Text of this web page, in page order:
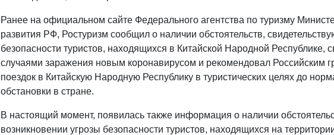
Ранее на официальном сайте Федерального агентства по туризму
развития РФ, Ростуризм сообщил о наличии обстоятельств,
безопасности туристов, находящихся в Китайской Народной Республике,
случаями заражения новым коронавирусом и рекомендовал Российским
поездок в Китайскую Народную Республику в туристических целях до
обстановки в стране.
В настоящий момент, появилась также информация о наличии
возникновении угрозы безопасности туристов, находящихся на